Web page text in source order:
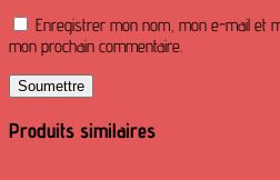
Enregistrer mon nom, mon e-mail et
mon prochain commentaire.
Produits similaires